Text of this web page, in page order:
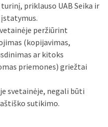
priklauso UAB Seika ir
peržiūrint
(kopijavimas,
ar kitoks
priemones) griežtai
svetainėje, negali būti
sutikimo.